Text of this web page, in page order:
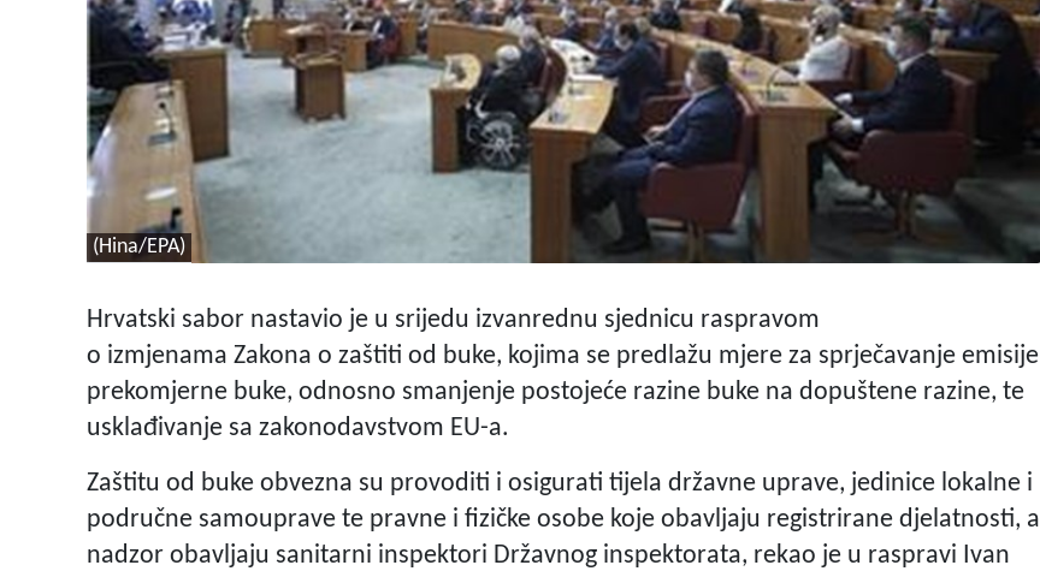
(Hina/EPA)
Hrvatski sabor nastavio je u srijedu izvanrednu sjednicu raspravom
o izmjenama Zakona o zaštiti od buke, kojima se predlažu mjere za sprječavanje emisije
prekomjerne buke, odnosno smanjenje postojeće razine buke na dopuštene razine, te
usklađivanje sa zakonodavstvom EU-a.
Zaštitu od buke obvezna su provoditi i osigurati tijela državne uprave, jedinice lokalne i
područne samouprave te pravne i fizičke osobe koje obavljaju registrirane djelatnosti, a
nadzor obavljaju sanitarni inspektori Državnog inspektorata, rekao je u raspravi Ivan